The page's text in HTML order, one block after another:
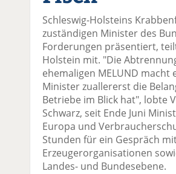
Schleswig-Holsteins
zuständigen Minister des
Forderungen präsentiert,
Holstein mit. "Die
ehemaligen MELUND macht
Minister zuallererst die
Betriebe im Blick hat", lobte
Schwarz, seit Ende Juni
Europa und
Stunden für ein Gespräch
Erzeugerorganisationen
Landes- und Bundesebene.